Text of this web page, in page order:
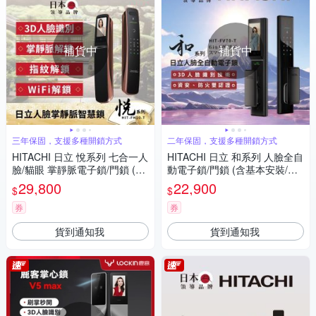
補貨中
三年保固，支援多種開鎖方式
HITACHI 日立 悅系列 七合一人
臉/貓眼 掌靜脈電子鎖/門鎖 (含
基本安裝/指紋/卡片/密碼/鑰匙/
WiFi/古銅色) HIT-FH10-T
$29,800
券
貨到通知我
補貨中
二年保固，支援多種開鎖方式
HITACHI 日立 和系列 人臉全自
動電子鎖/門鎖 (含基本安裝/指
紋/卡片/密碼/鑰匙/WiFi) HIT-F
V70-T
$22,900
券
貨到通知我